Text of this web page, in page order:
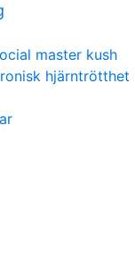
master kush
hjärntrötthet